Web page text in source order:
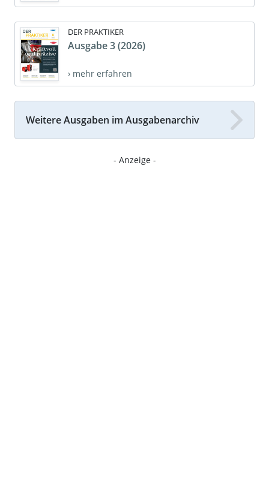
DER PRAKTIKER
Ausgabe 3 (2026)
› mehr erfahren
Weitere Ausgaben im Ausgabenarchiv
- Anzeige -